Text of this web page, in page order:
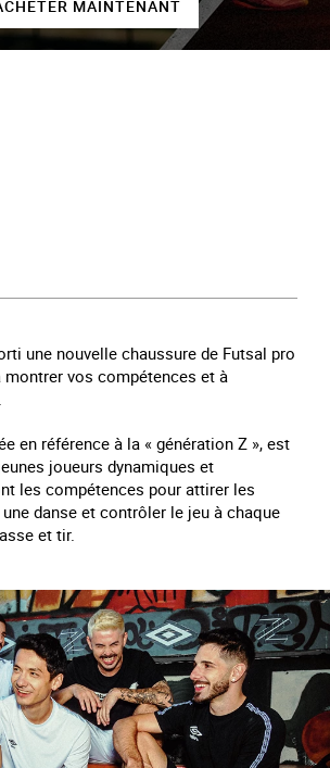
MAINTENANT
une nouvelle chaussure de Futsal pro
montrer vos compétences et à
en référence à la « génération Z », est
joueurs dynamiques et
les compétences pour attirer les
danse et contrôler le jeu à chaque
et tir.